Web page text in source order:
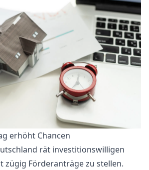
erhöht Chancen
rät investitionswilligen
zügig Förderanträge zu stellen.